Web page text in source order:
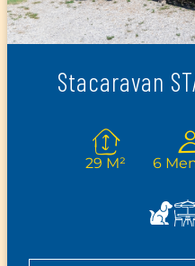
Stacaravan
29 M² 6